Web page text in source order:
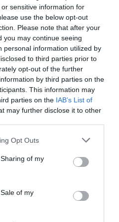
sensitive information for
use the below opt-out
Please note that after your
you may continue seeing
personal information utilized by
to third parties prior to
opt-out of the further
by third parties on the
This information may
parties on the IAB’s List of
may further disclose it to other
Opt Outs
of my
of my
odporúča produkt
sa musíte